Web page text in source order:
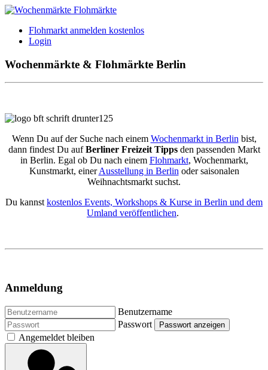
Flohmarkt anmelden kostenlos
Login
Wochenmärkte & Flohmärkte Berlin
Wenn Du auf der Suche nach einem Wochenmarkt in Berlinbist,
dann findest Du aufBerliner Freizeit Tippsden passenden Markt
in Berlin. Egal ob Du nach einem Flohmarkt, Wochenmarkt,
Kunstmarkt, einerAusstellung in Berlinoder saisonalen
Weihnachtsmarkt suchst.
Du kannstkostenlos Events, Workshops & Kurse in Berlin und dem
Umland veröffentlichen.
Anmeldung
Benutzername
Passwort
Passwort anzeigen
Angemeldet bleiben